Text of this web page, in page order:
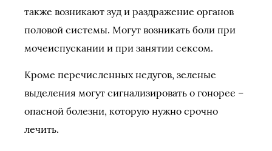
также возникают зуд и раздражение органов
половой системы. Могут возникать боли при
мочеиспускании и при занятии сексом.
Кроме перечисленных недугов, зеленые
выделения могут сигнализировать о гонорее –
опасной болезни, которую нужно срочно
лечить.